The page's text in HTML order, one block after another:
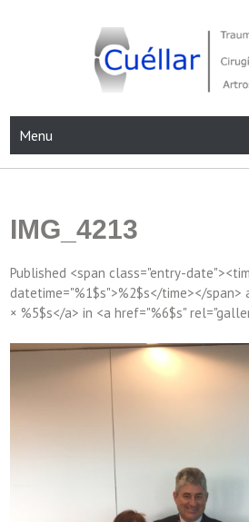
Menu
IMG_4213
Published <span class="entry-
datetime="%1$s">%2$s</time></span>
× %5$s</a> in <a href="%6$s"